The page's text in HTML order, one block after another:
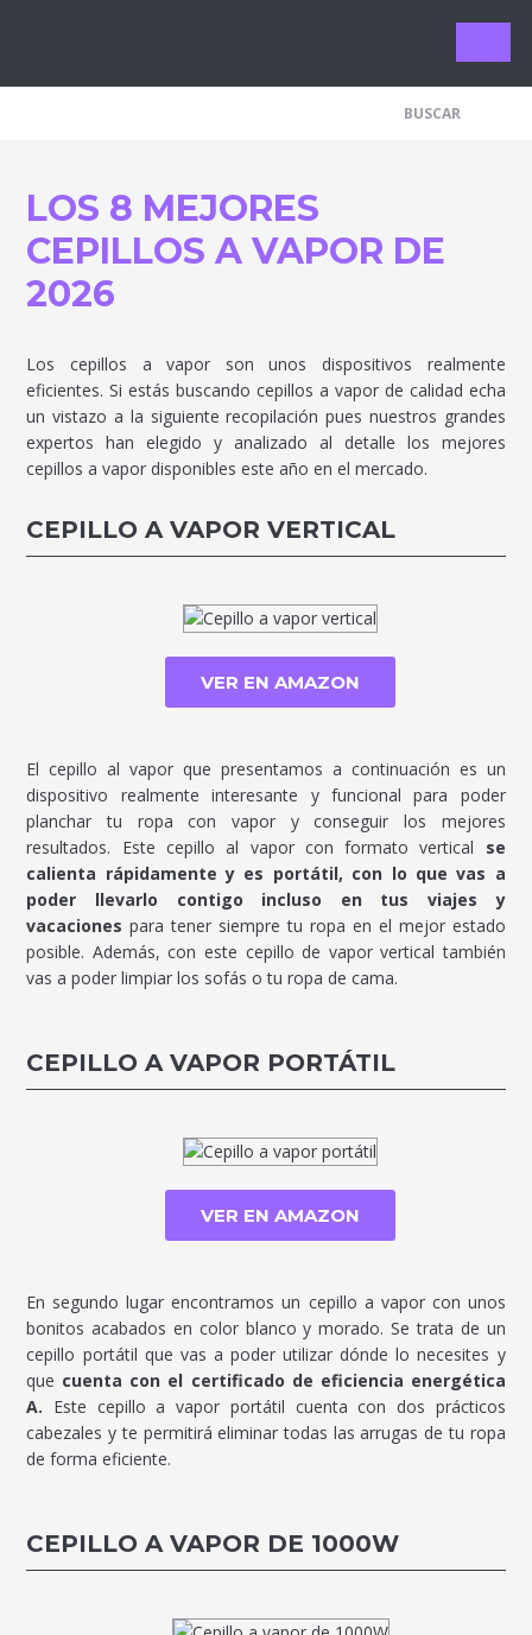
Limpieza
LOS 8 MEJORES
CEPILLOS A VAPOR DE
2026
Los cepillos a vapor son unos dispositivos realmente
eficientes. Si estás buscando cepillos a vapor de calidad echa
un vistazo a la siguiente recopilación pues nuestros grandes
expertos han elegido y analizado al detalle los mejores
cepillos a vapor disponibles este año en el mercado.
CEPILLO A VAPOR VERTICAL
VER EN AMAZON
El cepillo al vapor que presentamos a continuación es un
dispositivo realmente interesante y funcional para poder
planchar tu ropa con vapor y conseguir los mejores
resultados. Este cepillo al vapor con formato vertical se
calienta rápidamente y es portátil, con lo que vas a
poder llevarlo contigo incluso en tus viajes y
vacaciones para tener siempre tu ropa en el mejor estado
posible. Además, con este cepillo de vapor vertical también
vas a poder limpiar los sofás o tu ropa de cama.
CEPILLO A VAPOR PORTÁTIL
VER EN AMAZON
En segundo lugar encontramos un cepillo a vapor con unos
bonitos acabados en color blanco y morado. Se trata de un
cepillo portátil que vas a poder utilizar dónde lo necesites y
que cuenta con el certificado de eficiencia energética
A. Este cepillo a vapor portátil cuenta con dos prácticos
cabezales y te permitirá eliminar todas las arrugas de tu ropa
de forma eficiente.
CEPILLO A VAPOR DE 1000W